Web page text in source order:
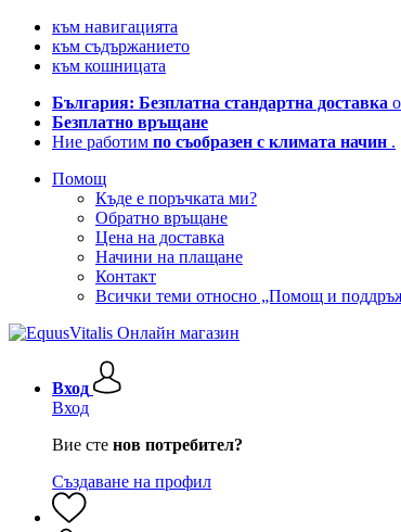
към навигацията
към съдържанието
към кошницата
България: Безплатна стандартна доставка
Безплатно връщане
Ние работим по съобразен с климата начин .
Помощ
Къде е поръчката ми?
Обратно връщане
Цена на доставка
Начини на плащане
Контакт
Всички теми относно „Помощ и
Вход
Вход
Вие сте нов потребител?
Създаване на профил